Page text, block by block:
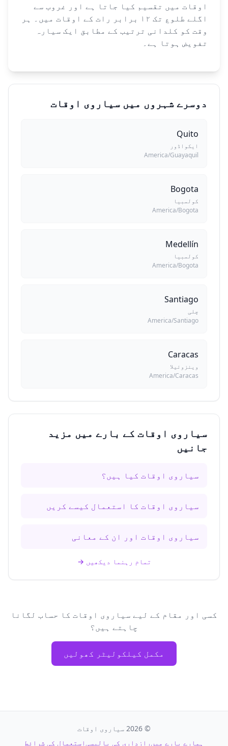
اوقات میں تقسیم کیا جاتا ہے اور غروب سے
اگلے طلوع تک ۱۲ برابر رات کے اوقات میں۔ ہر
وقت کو کلدانی ترتیب کے مطابق ایک سیارہ
تفویض ہوتا ہے۔
دوسرے شہروں میں سیاروی اوقات
Quito
ایکواڈور
America/Guayaquil
Bogota
کولمبیا
America/Bogota
Medellín
کولمبیا
America/Bogota
Santiago
چلی
America/Santiago
Caracas
وینزوئیلا
America/Caracas
سیاروی اوقات کے بارے میں مزید
جانیں
سیاروی اوقات کیا ہیں؟
سیاروی اوقات کا استعمال کیسے کریں
سیاروی اوقات اور ان کے معانی
تمام رہنما دیکھیں →
کسی اور مقام کے لیے سیاروی اوقات کا حساب لگانا
چاہتے ہیں؟
مکمل کیلکولیٹر کھولیں
©
2026 سیاروی اوقات
ہمارے بارے میںرازداری کی پالیسی استعمال کی شرائط